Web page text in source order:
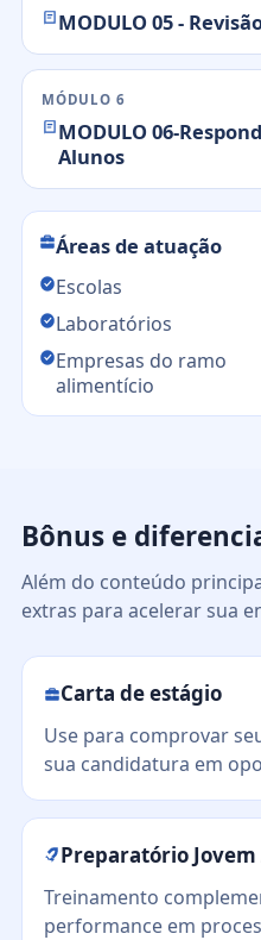
MODULO 05 -
MÓDULO 6
MODULO 06-
Alunos
Áreas de atuação
Escolas
Laboratórios
Empresas do ramo
alimentício
Bônus e
Além do conteúdo
extras para acelerar sua
Carta de estágio
Use para comprovar
sua candidatura em
Preparatório
Treinamento
performance em